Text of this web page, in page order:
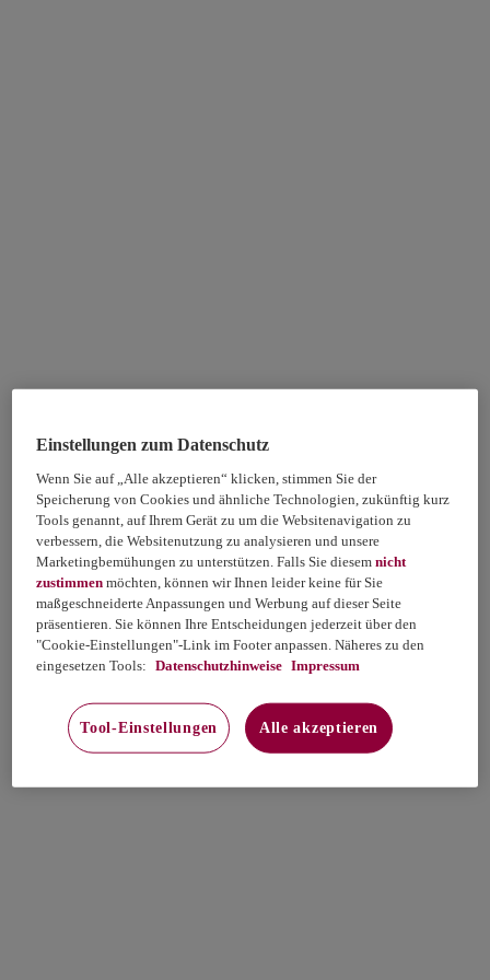
Einstellungen zum Datenschutz
Wenn Sie auf „Alle akzeptieren“ klicken, stimmen Sie der
Speicherung von Cookies und ähnliche Technologien, zukünftig kurz
Tools genannt, auf Ihrem Gerät zu um die Websitenavigation zu
verbessern, die Websitenutzung zu analysieren und unsere
Marketingbemühungen zu unterstützen. Falls Sie diesemnicht
zustimmen möchten, können wir Ihnen leider keine für Sie
maßgeschneiderte Anpassungen und Werbung auf dieser Seite
präsentieren. Sie können Ihre Entscheidungen jederzeit über den
"Cookie-Einstellungen"-Link im Footer anpassen. Näheres zu den
eingesetzen Tools: Datenschutzhinweise Impressum
Tool-Einstellungen Alle akzeptieren